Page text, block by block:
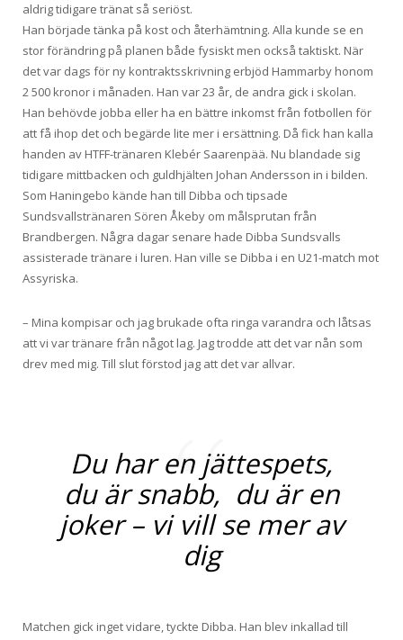
aldrig tidigare tränat så seriöst.
Han började tänka på kost och återhämtning. Alla kunde se en
stor förändring på planen både fysiskt men också taktiskt. När
det var dags för ny kontraktsskrivning erbjöd Hammarby honom
2 500 kronor i månaden. Han var 23 år, de andra gick i skolan.
Han behövde jobba eller ha en bättre inkomst från fotbollen för
att få ihop det och begärde lite mer i ersättning. Då fick han kalla
handen av HTFF-tränaren Klebér Saarenpää. Nu blandade sig
tidigare mittbacken och guldhjälten Johan Andersson in i bilden.
Som Haningebo kände han till Dibba och tipsade
Sundsvallstränaren Sören Åkeby om målsprutan från
Brandbergen. Några dagar senare hade Dibba Sundsvalls
assisterade tränare i luren. Han ville se Dibba i en U21-match mot
Assyriska.
– Mina kompisar och jag brukade ofta ringa varandra och låtsas
att vi var tränare från något lag. Jag trodde att det var nån som
drev med mig. Till slut förstod jag att det var allvar.
Du har en jättespets,
du är snabb, du är en
joker – vi vill se mer av
dig
Matchen gick inget vidare, tyckte Dibba. Han blev inkallad till